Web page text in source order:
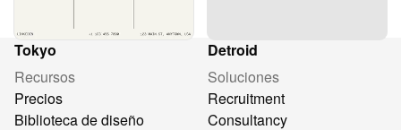
Tokyo
Detroid
Recursos
Precios
Biblioteca de diseño
Soluciones
Recruitment
Consultancy